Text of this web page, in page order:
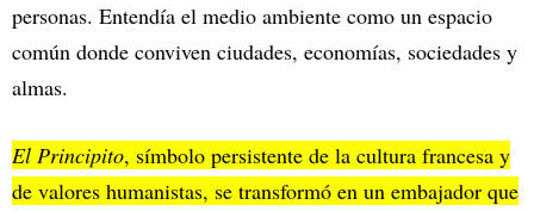
personas. Entendía el medio ambiente como un espacio
común donde conviven ciudades, economías, sociedades y
almas.
El Principito, símbolo persistente de la cultura francesa y
de valores humanistas, se transformó en un embajador que